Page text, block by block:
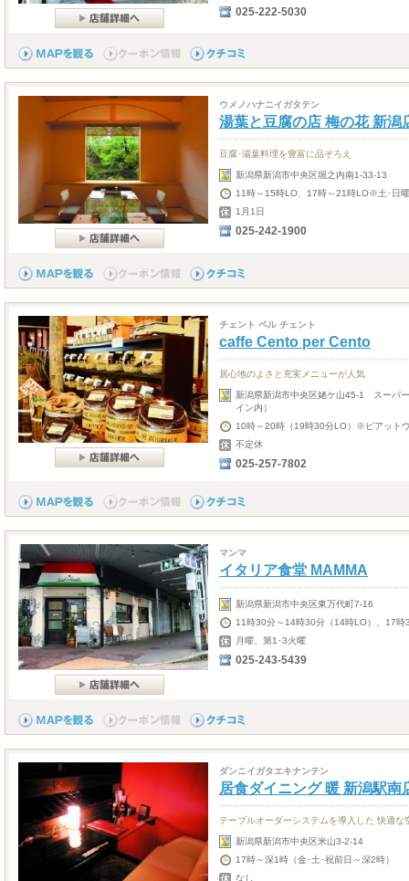
025-222-5030
ウメノハナニイガタテン
湯葉と豆腐の店 梅の花 新潟
豆腐･湯葉料理を豊富に品ぞろえ
新潟県新潟市中央区堀之内南1-33-13
11時～15時LO、17時～21時LO※土･日
1月1日
025-242-1900
チェント ペル チェント
caffe Cento per Cento
居心地のよさと充実メニューが人気
新潟県新潟市中央区姥ケ山45-1 スーパ
イン内）
10時～20時（19時30分LO）※ピアット
不定休
025-257-7802
マンマ
イタリア食堂 MAMMA
新潟県新潟市中央区東万代町7-16
11時30分～14時30分（14時LO）、17
月曜、第1･3火曜
025-243-5439
ダンニイガタエキナンテン
居食ダイニング 暖 新潟駅南
テーブルオーダーシステムを導入した 快適な
新潟県新潟市中央区米山3-2-14
17時～深1時（金･土･祝前日～深2時）
なし